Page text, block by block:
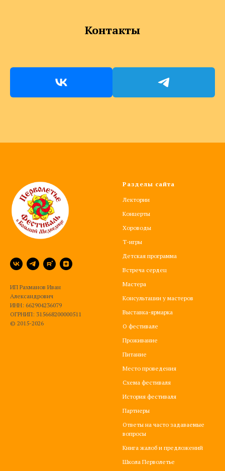
Контакты
ИП Рахманов Иван
Александрович
ИНН: 662904236079
ОГРНИП: 315668200000511
© 2015-2026
Разделы сайта
Лектории
Концерты
Хороводы
Т-игры
Детская программа
Встреча сердец
Мастера
Консультации у мастеров
Выставка-ярмарка
О фестивале
Проживание
Питание
Место проведения
Схема фестиваля
История фестиваля
Партнеры
Ответы на часто задаваемые
вопросы
Книга жалоб и предложений
Школа Перволетье